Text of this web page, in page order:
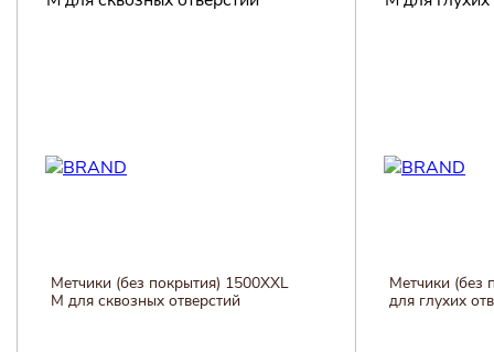
Метчики (без покрытия) 1500XXL
M для сквозных отверстий
Метчики (без
для глухих отверстий